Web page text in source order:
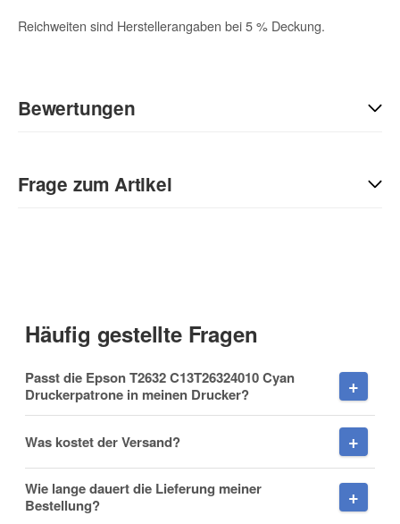
Reichweiten sind Herstellerangaben bei 5 % Deckung.
Bewertungen
Sie Anderen bei der Kaufentscheidung:
Frage zum Artikel
Häufig gestellte Fragen
Passt die Epson T2632 C13T26324010 Cyan
Druckerpatrone in meinen Drucker?
Was kostet der Versand?
Wie lange dauert die Lieferung meiner
Bestellung?